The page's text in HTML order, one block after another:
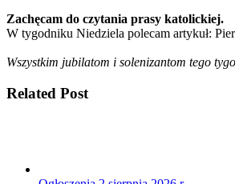
Zachęcam do czytania prasy katolickiej.
W tygodniku Niedziela polecam artykuł:
Wszystkim jubilatom i solenizantom tego
Related Post